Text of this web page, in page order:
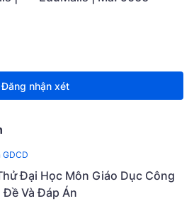
Đăng nhận xét
Đại Học Môn Giáo Dục Công
Đề Và Đáp Án